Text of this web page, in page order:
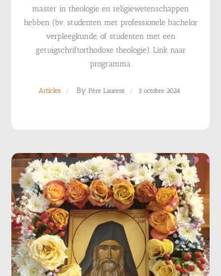
master in theologie en religiewetenschappen
hebben (bv. studenten met professionele bachelor
verpleegkunde, of studenten met een
getuigschriftorthodoxe theologie). Link naar
programma.
Articles By Père Laurent 3 octobre 2024